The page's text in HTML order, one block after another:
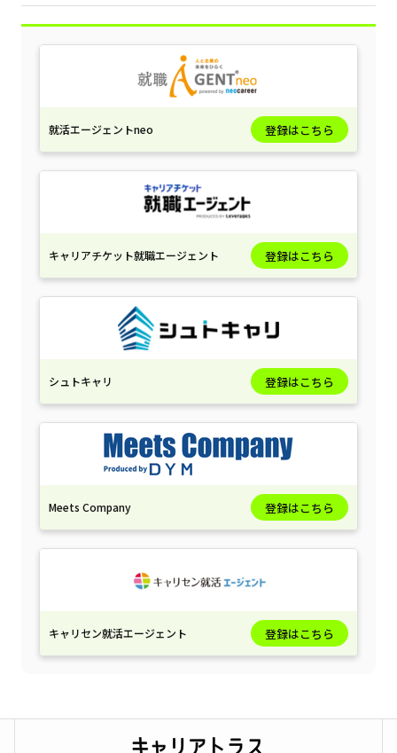
就活エージェントneo 登録はこちら
キャリアチケット就職エージェント 登録はこちら
シュトキャリ 登録はこちら
Meets Company 登録はこちら
キャリセン就活エージェント 登録はこちら